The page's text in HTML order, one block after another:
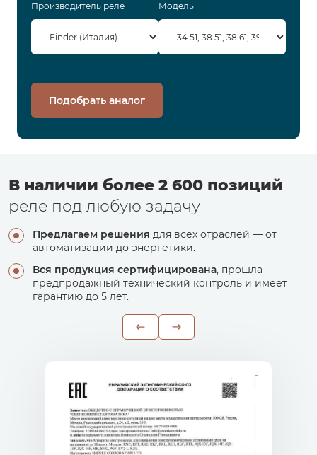
Производитель реле Модель
Подобрать аналог
В наличии более 2 600 позиций
реле под любую задачу
Предлагаем решения для всех отраслей — от
автоматизации до энергетики.
Вся продукция сертифицирована, прошла
предпродажный технический контроль и имеет
гарантию до 5 лет.